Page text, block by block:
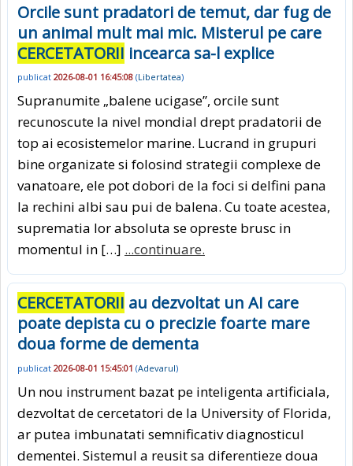
Orcile sunt pradatori de temut, dar fug de
un animal mult mai mic. Misterul pe care
CERCETATORII incearca sa-l explice
publicat 2026-08-01 16:45:08 (Libertatea)
Supranumite „balene ucigase”, orcile sunt
recunoscute la nivel mondial drept pradatorii de
top ai ecosistemelor marine. Lucrand in grupuri
bine organizate si folosind strategii complexe de
vanatoare, ele pot dobori de la foci si delfini pana
la rechini albi sau pui de balena. Cu toate acestea,
suprematia lor absoluta se opreste brusc in
momentul in […] ...continuare.
CERCETATORII au dezvoltat un AI care
poate depista cu o precizie foarte mare
doua forme de dementa
publicat 2026-08-01 15:45:01 (Adevarul)
Un nou instrument bazat pe inteligenta artificiala,
dezvoltat de cercetatori de la University of Florida,
ar putea imbunatati semnificativ diagnosticul
dementei. Sistemul a reusit sa diferentieze doua